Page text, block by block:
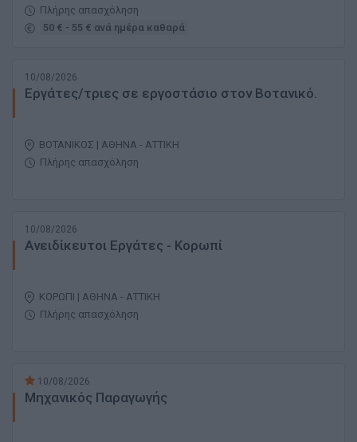
Πλήρης απασχόληση
50 € - 55 € ανά ημέρα καθαρά
10/08/2026
Εργάτες/τριες σε εργοστάσιο στον Βοτανικό.
ΒΟΤΑΝΙΚΟΣ | ΑΘΗΝΑ - ΑΤΤΙΚΗ
Πλήρης απασχόληση
10/08/2026
Ανειδίκευτοι Εργάτες - Κορωπί
ΚΟΡΩΠΙ | ΑΘΗΝΑ - ΑΤΤΙΚΗ
Πλήρης απασχόληση
10/08/2026
Μηχανικός Παραγωγής